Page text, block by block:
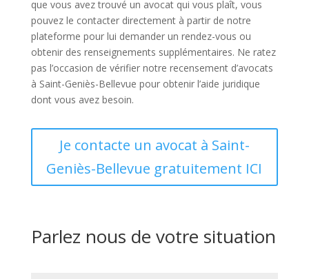
que vous avez trouvé un avocat qui vous plaît, vous
pouvez le contacter directement à partir de notre
plateforme pour lui demander un rendez-vous ou
obtenir des renseignements supplémentaires. Ne ratez
pas l’occasion de vérifier notre recensement d’avocats
à Saint-Geniès-Bellevue pour obtenir l’aide juridique
dont vous avez besoin.
Je contacte un avocat à Saint-
Geniès-Bellevue gratuitement ICI
Parlez nous de votre situation